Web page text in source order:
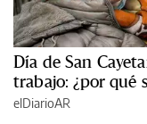
Día de San
trabajo: ¿por qué
elDiarioAR